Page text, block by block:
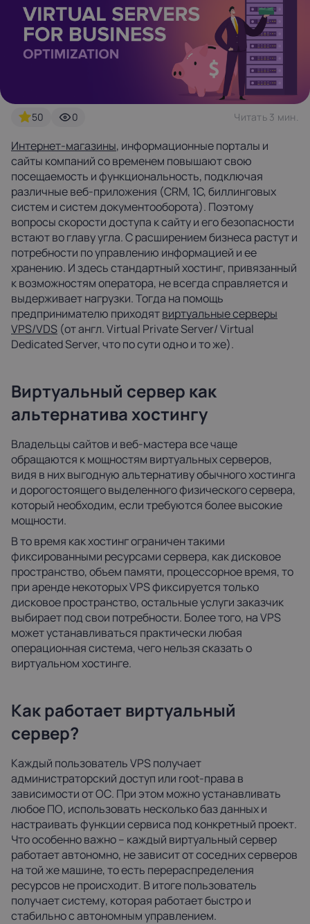
50 0 Читать 3 мин.
Интернет-магазины, информационные порталы и
сайты компаний со временем повышают свою
посещаемость и функциональность, подключая
различные веб-приложения (CRM, 1C, биллинговых
систем и систем документооборота). Поэтому
вопросы скорости доступа к сайту и его безопасности
встают во главу угла. С расширением бизнеса растут и
потребности по управлению информацией и ее
хранению. И здесь стандартный хостинг, привязанный
к возможностям оператора, не всегда справляется и
выдерживает нагрузки. Тогда на помощь
предпринимателю приходятвиртуальные серверы
VPS/VDS (от англ. Virtual Private Server/ Virtual
Dedicated Server, что по сути одно и то же).
Виртуальный сервер как
альтернатива хостингу
Владельцы сайтов и веб-мастера все чаще
обращаются к мощностям виртуальных серверов,
видя в них выгодную альтернативу обычного хостинга
и дорогостоящего выделенного физического сервера,
который необходим, если требуются более высокие
мощности.
В то время как хостинг ограничен такими
фиксированными ресурсами сервера, как дисковое
пространство, объем памяти, процессорное время, то
при аренде некоторых VPS фиксируется только
дисковое пространство, остальные услуги заказчик
выбирает под свои потребности. Более того, на VPS
может устанавливаться практически любая
операционная система, чего нельзя сказать о
виртуальном хостинге.
Как работает виртуальный
сервер?
Каждый пользователь VPS получает
администраторский доступ или root-права в
зависимости от ОС. При этом можно устанавливать
любое ПО, использовать несколько баз данных и
настраивать функции сервиса под конкретный проект.
Что особенно важно – каждый виртуальный сервер
работает автономно, не зависит от соседних серверов
на той же машине, то есть перераспределения
ресурсов не происходит. В итоге пользователь
получает систему, которая работает быстро и
стабильно с автономным управлением.
Latvia
21%
Lithuania
21%
17%
Poland
Portugal
23%
20%
22%
21%
USA
0%